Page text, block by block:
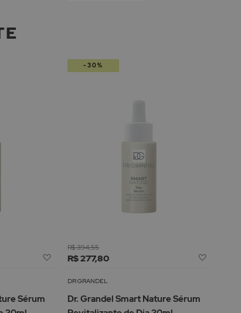
Adicionar
Lista
Desejos
Sérum
R$ 277,80
R$ 394,55
DR GRANDEL
Dr. Grandel Smart Nature Sérum
-30%